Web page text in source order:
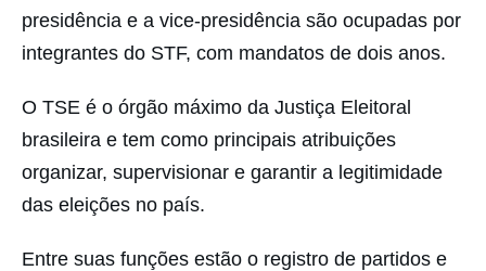
presidência e a vice-presidência são ocupadas por
integrantes do STF, com mandatos de dois anos.
O TSE é o órgão máximo da Justiça Eleitoral
brasileira e tem como principais atribuições
organizar, supervisionar e garantir a legitimidade
das eleições no país.
Entre suas funções estão o registro de partidos e